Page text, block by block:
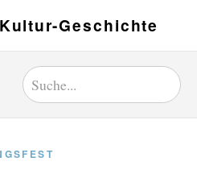
Geschichte